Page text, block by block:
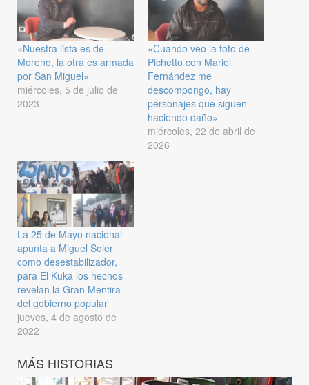
«Nuestra lista es de
Moreno, la otra es armada
por San Miguel»
miércoles, 5 de julio de
2023
«Cuando veo la foto de
Pichetto con Mariel
Fernández me
descompongo, hay
personajes que siguen
haciendo daño»
miércoles, 22 de abril de
2026
La 25 de Mayo nacional
apunta a Miguel Soler
como desestabilizador,
para El Kuka los hechos
revelan la Gran Mentira
del gobierno popular
jueves, 4 de agosto de
2022
MÁS HISTORIAS